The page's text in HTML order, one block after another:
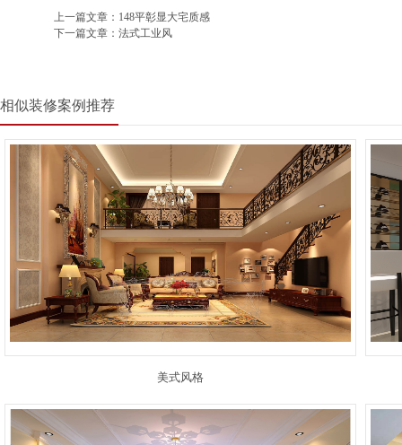
上一篇文章： 148平彰显大宅质感
下一篇文章： 法式工业风
相似装修案例推荐
美式风格